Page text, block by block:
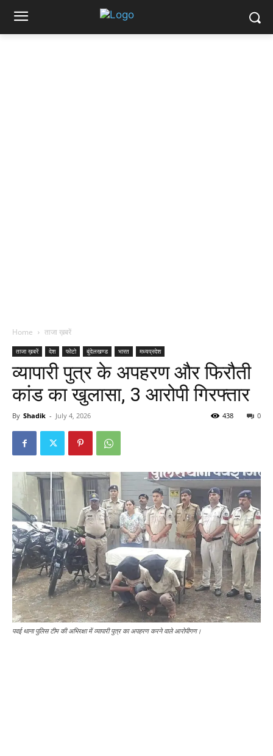
Home ताजा ख़बरें
ताजा ख़बरें देश फोटो बुंदेलखण्ड भारत मध्यप्रदेश
व्यापारी पुत्र के अपहरण और फिरौती
कांड का खुलासा, 3 आरोपी गिरफ्तार
By Shadik - July 4, 2026 0
438
पवई थाना पुलिस टीम की अभिरक्षा में व्यापारी पुत्र का अपहरण करने वाले आरोपीगण।